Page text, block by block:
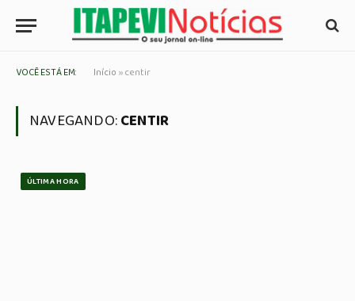
VOCÊ ESTÁ EM: Início »centir
NAVEGANDO:CENTIR
ÚLTIMA HORA